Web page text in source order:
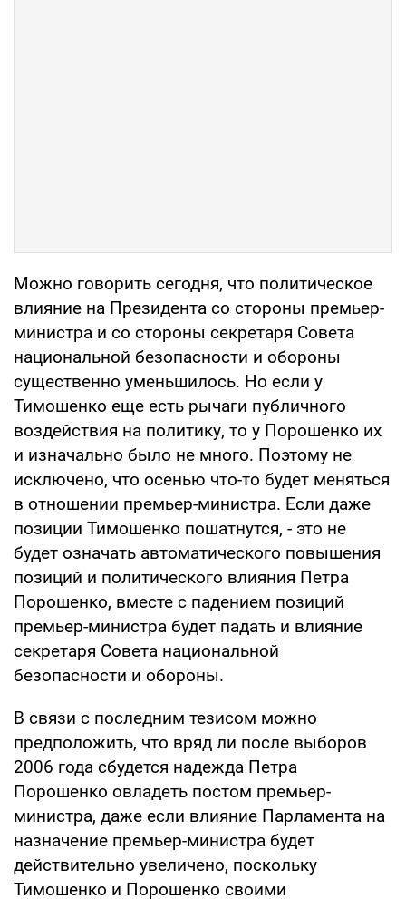
Можно говорить сегодня, что политическое
влияние на Президента со стороны премьер-
министра и со стороны секретаря Совета
национальной безопасности и обороны
существенно уменьшилось. Но если у
Тимошенко еще есть рычаги публичного
воздействия на политику, то у Порошенко их
и изначально было не много. Поэтому не
исключено, что осенью что-то будет меняться
в отношении премьер-министра. Если даже
позиции Тимошенко пошатнутся, - это не
будет означать автоматического повышения
позиций и политического влияния Петра
Порошенко, вместе с падением позиций
премьер-министра будет падать и влияние
секретаря Совета национальной
безопасности и обороны.
В связи с последним тезисом можно
предположить, что вряд ли после выборов
2006 года сбудется надежда Петра
Порошенко овладеть постом премьер-
министра, даже если влияние Парламента на
назначение премьер-министра будет
действительно увеличено, поскольку
Тимошенко и Порошенко своими